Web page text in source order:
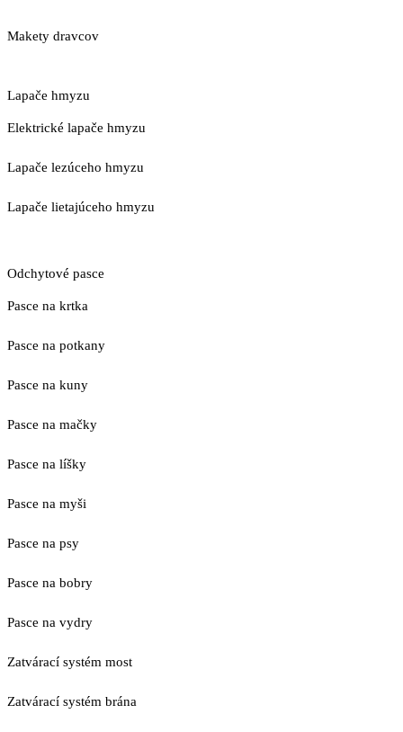
Makety dravcov
Lapače hmyzu
Elektrické lapače hmyzu
Lapače lezúceho hmyzu
Lapače lietajúceho hmyzu
Odchytové pasce
Pasce na krtka
Pasce na potkany
Pasce na kuny
Pasce na mačky
Pasce na líšky
Pasce na myši
Pasce na psy
Pasce na bobry
Pasce na vydry
Zatvárací systém most
Zatvárací systém brána